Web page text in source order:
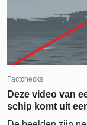
Factchecks
Deze video van
schip komt uit